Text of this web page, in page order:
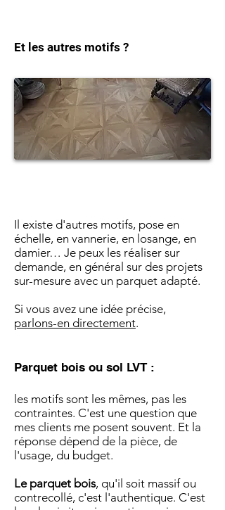
Et les autres motifs ?
Il existe d'autres motifs, pose en
échelle, en vannerie, en losange, en
damier… Je peux les réaliser sur
demande, en général sur des projets
sur-mesure avec un parquet adapté.
Si vous avez une idée précise,
parlons-en directement.
Parquet bois ou sol LVT :
les motifs sont les mêmes, pas les
contraintes. C'est une question que
mes clients me posent souvent. Et la
réponse dépend de la pièce, de
l'usage, du budget.
Le parquet bois, qu'il soit massif ou
contrecollé, c'est l'authentique. C'est